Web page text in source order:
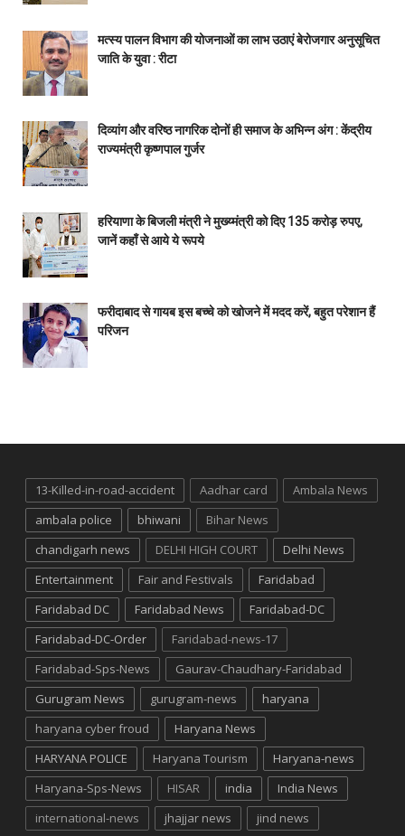
मत्स्य पालन विभाग की योजनाओं का लाभ उठाएं बेरोजगार अनुसूचित
जाति के युवा : रीटा
दिव्यांग और वरिष्ठ नागरिक दोनों ही समाज के अभिन्न अंग : केंद्रीय
राज्यमंत्री कृष्णपाल गुर्जर
हरियाणा के बिजली मंत्री ने मुख्य्मंत्री को दिए 135 करोड़ रुपए,
जानें कहाँ से आये ये रूपये
फरीदाबाद से गायब इस बच्चे को खोजने में मदद करें, बहुत परेशान हैं
परिजन
13-Killed-in-road-accident Aadhar card
Ambala News
ambala police
bhiwani
Bihar News
chandigarh news
DELHI HIGH COURT
Delhi News
Entertainment
Fair and Festivals
Faridabad
Faridabad DC
Faridabad News
Faridabad-DC
Faridabad-DC-Order
Faridabad-news-17
Faridabad-Sps-News
Gaurav-Chaudhary-Faridabad
Gurugram News
gurugram-news
haryana
haryana cyber froud
Haryana News
HARYANA POLICE
Haryana Tourism
Haryana-news
Haryana-Sps-News
HISAR india
India News
international-news
jhajjar news jind news